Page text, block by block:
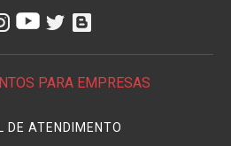
PARA EMPRESAS
DE ATENDIMENTO